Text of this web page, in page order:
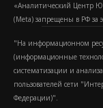
«Аналитический Центр
(Metа) запрещены в РФ за
"На информационном
(информационные
систематизации и
пользователей сети
Федерации)".